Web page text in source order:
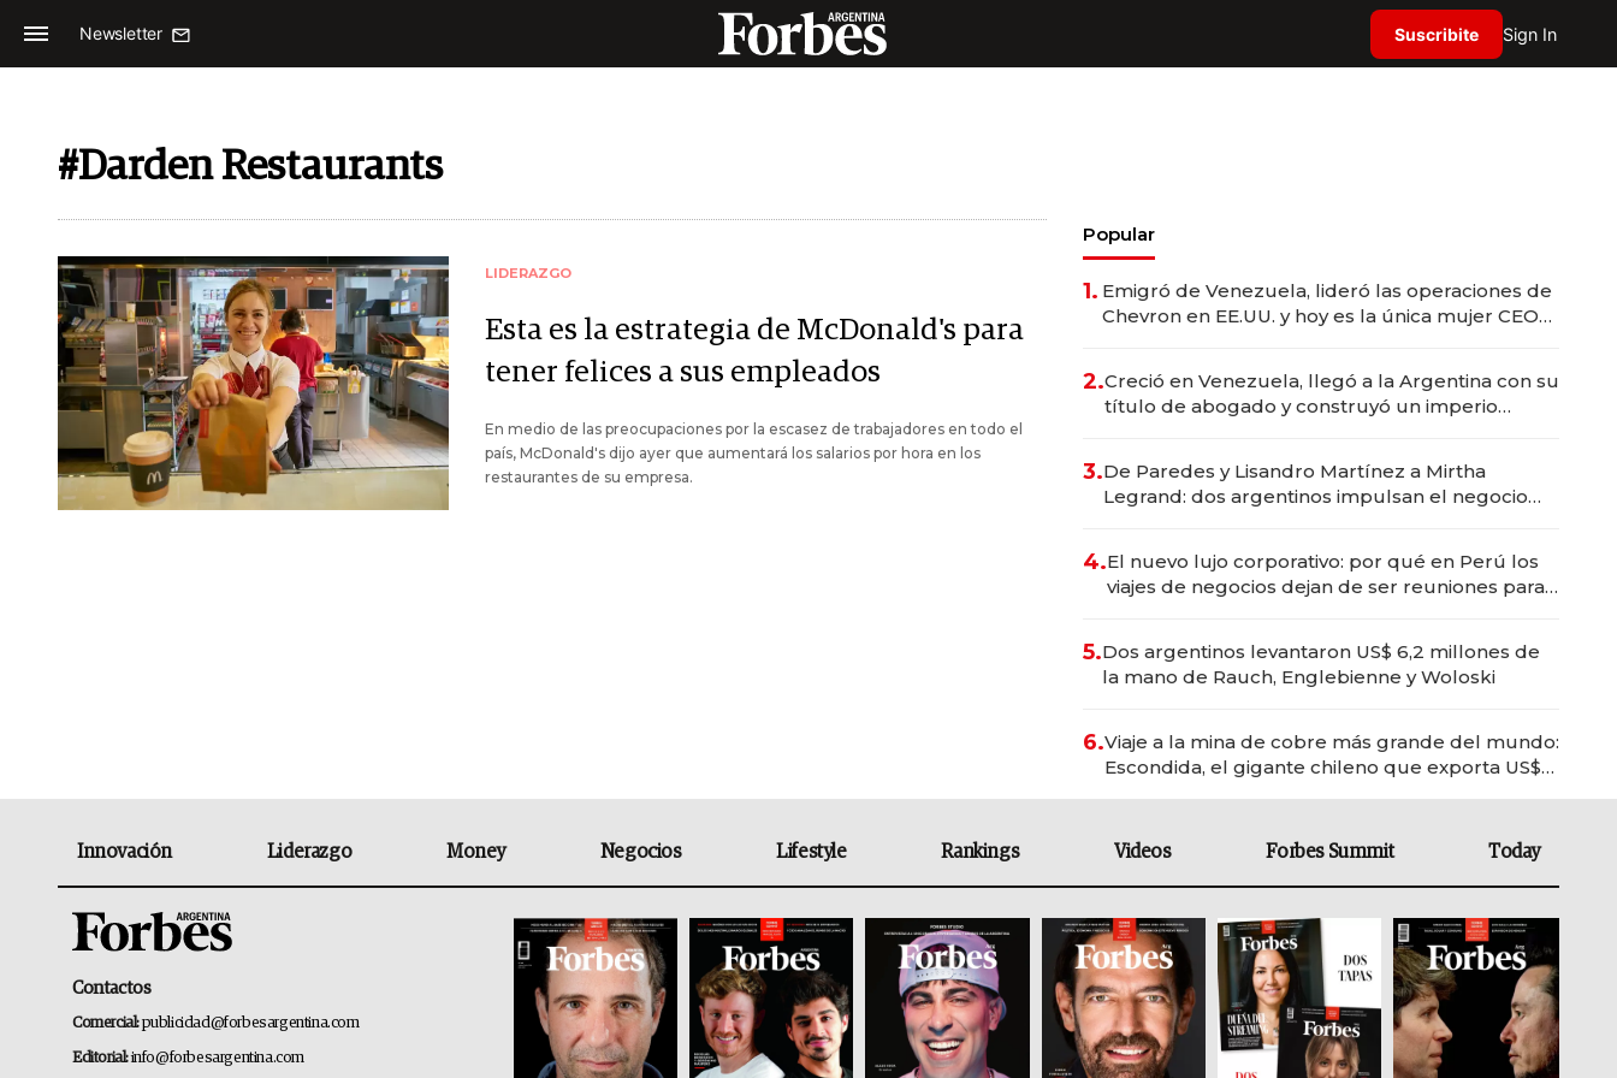
Newsletter Suscribite Sign In
#Darden Restaurants
LIDERAZGO
Esta es la estrategia de McDonald's para
tener felices a sus empleados
En medio de las preocupaciones por la escasez de trabajadores en todo el
país, McDonald's dijo ayer que aumentará los salarios por hora en los
restaurantes de su empresa.
Popular
1. Emigró de Venezuela, lideró las operaciones de
Chevron en EE.UU. y hoy es la única mujer CEO
2.Creció en Venezuela, llegó a la Argentina con su
título de abogado y construyó un imperio
3.De Paredes y Lisandro Martínez a Mirtha
Legrand: dos argentinos impulsan el negocio
4.El nuevo lujo corporativo: por qué en Perú los
viajes de negocios dejan de ser reuniones para
5.Dos argentinos levantaron US$ 6,2 millones de
la mano de Rauch, Englebienne y Woloski
6.Viaje a la mina de cobre más grande del mundo:
Escondida, el gigante chileno que exporta US$
Innovación Liderazgo Money Negocios Lifestyle Rankings Videos Forbes Summit Today
Contactos
Comercial:publicidad@forbesargentina.com
Editorial:info@forbesargentina.com